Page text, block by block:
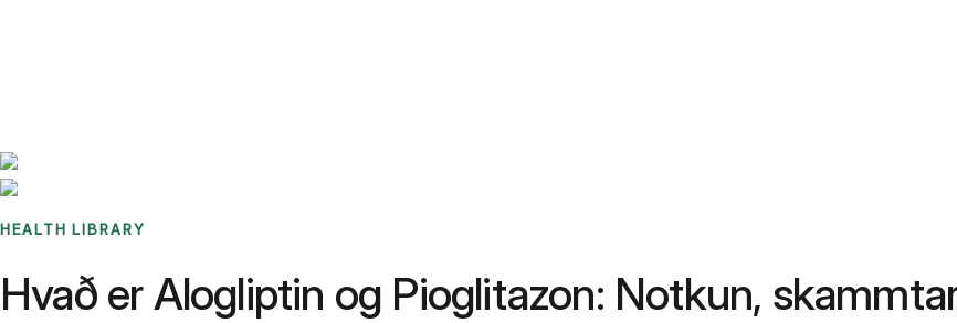
HEALTH LIBRARY
Hvað er Alogliptin og Pioglitazon: Notkun,